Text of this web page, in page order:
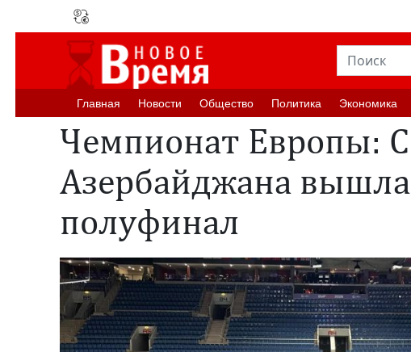
Главная Новости Oбщество Политика Экономика
Чемпионат Европы:
Азербайджана
полуфинал